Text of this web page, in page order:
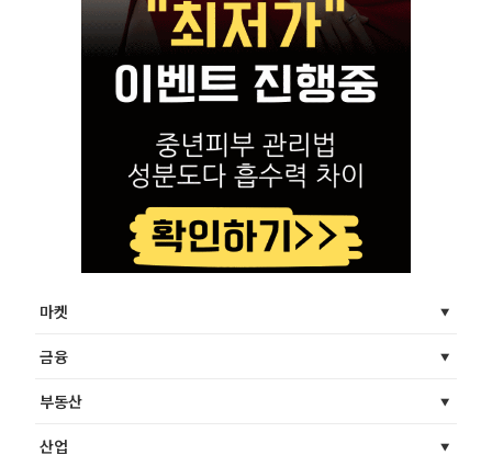
마켓
금융
부동산
산업